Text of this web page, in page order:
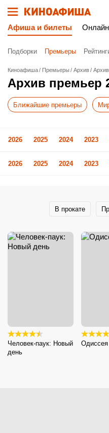
Афиша и билеты Онлайн
Подборки Премьеры
Киноафиша Премьеры Архив
Архив премьер
Ближайшие премьеры
2026 2025 2024 2023
2026 2025 2024 2023
В прокате
Человек-паук: Новый
день
Одиссея